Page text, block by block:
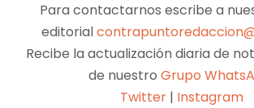
Para contactarnos escribe a
editorial
Recibe la actualización diaria de
de nuestro Grupo
Twitter | Instagram